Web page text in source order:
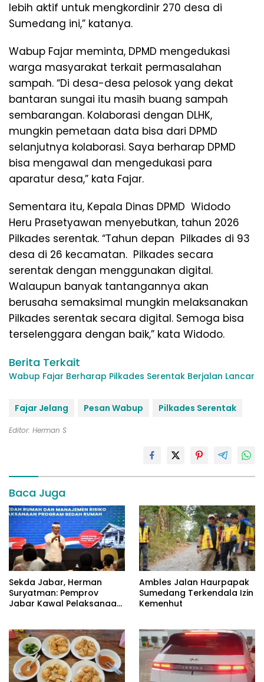
lebih aktif untuk mengkordinir 270 desa di
Sumedang ini,” katanya.
Wabup Fajar meminta, DPMD mengedukasi
warga masyarakat terkait permasalahan
sampah. “Di desa-desa pelosok yang dekat
bantaran sungai itu masih buang sampah
sembarangan. Kolaborasi dengan DLHK,
mungkin pemetaan data bisa dari DPMD
selanjutnya kolaborasi. Saya berharap DPMD
bisa mengawal dan mengedukasi para
aparatur desa,” kata Fajar.
Sementara itu, Kepala Dinas DPMD Widodo
Heru Prasetyawan menyebutkan, tahun 2026
Pilkades serentak. “Tahun depan Pilkades di 93
desa di 26 kecamatan. Pilkades secara
serentak dengan menggunakan digital.
Walaupun banyak tantangannya akan
berusaha semaksimal mungkin melaksanakan
Pilkades serentak secara digital. Semoga bisa
terselenggara dengan baik,” kata Widodo.
Berita Terkait
Wabup Fajar Berharap Pilkades Serentak Berjalan Lancar
Fajar Jelang Pesan Wabup Pilkades Serentak
Editor: Herman S
Baca Juga
Sekda Jabar, Herman
Suryatman: Pemprov
Jabar Kawal Pelaksanaan
Ambles Jalan Haurpapak
Sumedang Terkendala Izin
Kemenhut